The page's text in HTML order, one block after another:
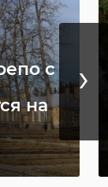
с
на
›